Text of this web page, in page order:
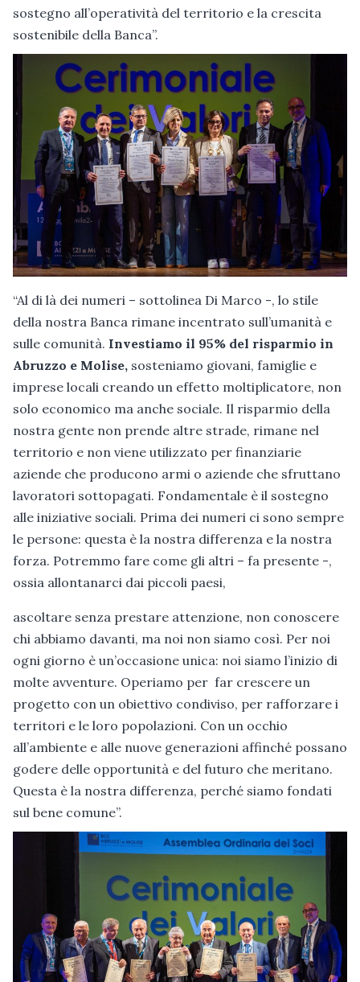
sostegno all’operatività del territorio e la crescita
sostenibile della Banca”.
“Al di là dei numeri – sottolinea Di Marco -, lo stile
della nostra Banca rimane incentrato sull’umanità e
sulle comunità. Investiamo il 95% del risparmio in
Abruzzo e Molise, sosteniamo giovani, famiglie e
imprese locali creando un effetto moltiplicatore, non
solo economico ma anche sociale. Il risparmio della
nostra gente non prende altre strade, rimane nel
territorio e non viene utilizzato per finanziarie
aziende che producono armi o aziende che sfruttano
lavoratori sottopagati. Fondamentale è il sostegno
alle iniziative sociali. Prima dei numeri ci sono sempre
le persone: questa è la nostra differenza e la nostra
forza. Potremmo fare come gli altri – fa presente -,
ossia allontanarci dai piccoli paesi,
ascoltare senza prestare attenzione, non conoscere
chi abbiamo davanti, ma noi non siamo così. Per noi
ogni giorno è un’occasione unica: noi siamo l’inizio di
molte avventure. Operiamo per far crescere un
progetto con un obiettivo condiviso, per rafforzare i
territori e le loro popolazioni. Con un occhio
all’ambiente e alle nuove generazioni affinché possano
godere delle opportunità e del futuro che meritano.
Questa è la nostra differenza, perché siamo fondati
sul bene comune”.